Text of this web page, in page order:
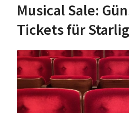
Musical Sale:
Tickets für